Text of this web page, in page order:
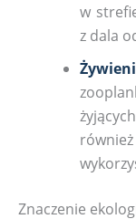
w
z dala
Znaczenie